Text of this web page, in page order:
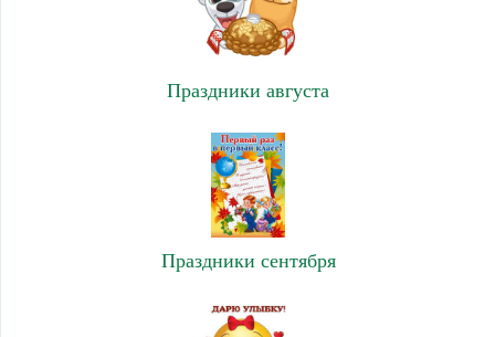
Праздники августа
Праздники сентября